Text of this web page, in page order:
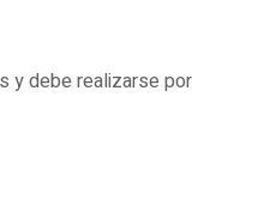
y debe realizarse por